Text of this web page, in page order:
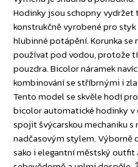
Hodinky jsou schopny vydržet
konstrukčně vyrobené pro
hlubinné potápění. Korunka
používat pod vodou, protože
pouzdra. Bicolor náramek
kombinování se stříbrnými i
Tento model se skvěle hodí
bicolor automatické hodinky
spojit švýcarskou mechaniku
nadčasovým stylem. Výborně
sako i elegantní městský